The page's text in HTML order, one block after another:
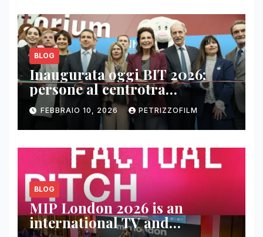
BLOG
Inaugurata oggi BIT 2026:
persone al centrotra
contenuti, relazioni e business
FEBBRAIO 10, 2026 PETRIZZOFILM
BLOG
MIP London 2026 is an
international TV and